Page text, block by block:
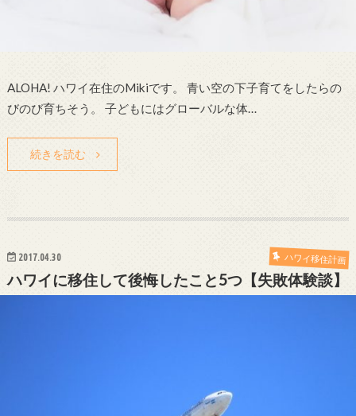
ALOHA! ハワイ在住のMikiです。 青い空の下子育てをしたらの
びのび育ちそう。 子どもにはグローバルな体…
続きを読む
2017.04.30 ハワイ移住計画
ハワイに移住して後悔したこと5つ【失敗体験談】